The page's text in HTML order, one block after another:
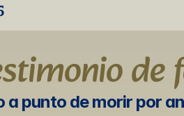
de
a punto de morir por